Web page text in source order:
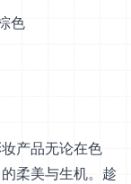
色
产品无论在色
柔美与生机。趁